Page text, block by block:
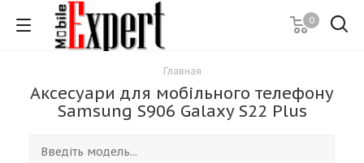
0
Главная
Аксесуари для мобільного телефону
Samsung S906 Galaxy S22 Plus